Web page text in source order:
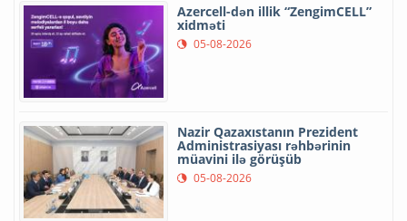
Azercell-dən illik “ZengimCELL”
xidməti
05-08-2026
Nazir Qazaxıstanın Prezident
Administrasiyası rəhbərinin
müavini ilə görüşüb
05-08-2026